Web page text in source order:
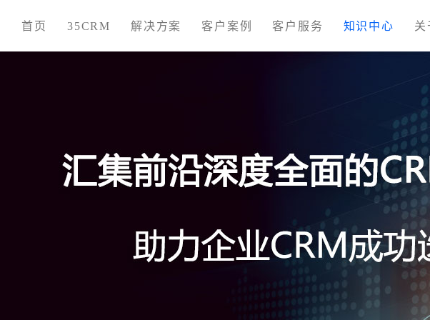
首页 35CRM 解决方案 客户案例 客户服务 知识中心 关